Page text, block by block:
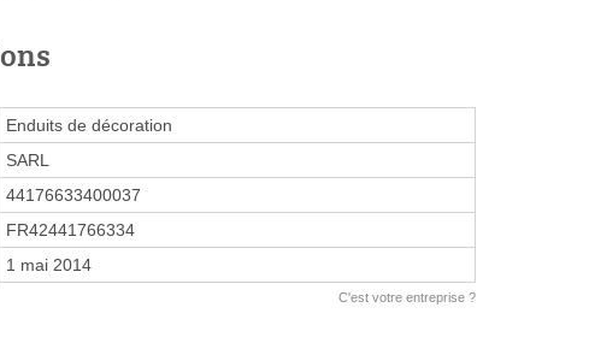
Enduits de décoration
SARL
44176633400037
FR42441766334
1 mai 2014
C'est votre entreprise ?